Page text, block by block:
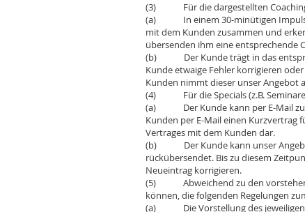
(3) Für die dargestellten
(a) In einem 30-minütigen
mit dem Kunden zusammen und
übersenden ihm eine entsprechende
(b) Der Kunde trägt in das
Kunde etwaige Fehler korrigieren
Kunden nimmt dieser unser Angebot
(4) Für die Specials (z.B. Seminare
(a) Der Kunde kann per E-Mail zu
Kunden per E-Mail einen Kurzvertrag
Vertrages mit dem Kunden dar.
(b) Der Kunde kann unser Angebot
rückübersendet. Bis zu diesem
Neueintrag korrigieren.
(5) Abweichend zu den
können, die folgenden Regelungen
(a) Die Vorstellung des jeweiligen